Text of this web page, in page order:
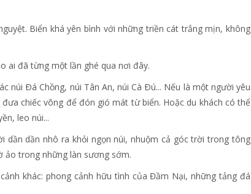
Biển khá yên bình với những triền cát trắng mịn, không
ai đã từng một lần ghé qua nơi đây.
núi Ðá Chồng, núi Tân An, núi Cà Ðú... Nếu là một người yêu
chiếc võng để đón gió mát từ biển. Hoặc du khách có thể
leo núi...
dần nhô ra khỏi ngọn núi, nhuộm cả góc trời trong tông
ảo trong những làn sương sớm.
khác: phong cảnh hữu tình của Đầm Nại, những tảng đá